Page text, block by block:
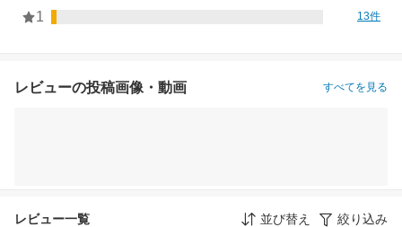
1 13件
レビューの投稿画像・動画 すべてを見る
レビュー一覧 並び替え 絞り込み